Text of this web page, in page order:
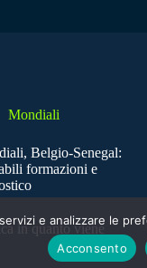
Mondiali
Belgio-Senegal:
formazioni e
in quanto viene
e analizzare le
Acconsento